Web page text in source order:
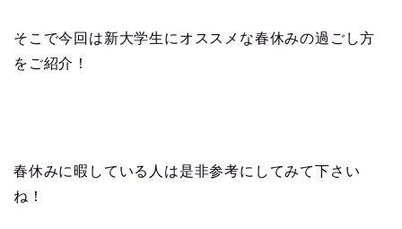
そこで今回は新大学生にオススメな春休みの過ごし方
をご紹介！
春休みに暇している人は是非参考にしてみて下さい
ね！